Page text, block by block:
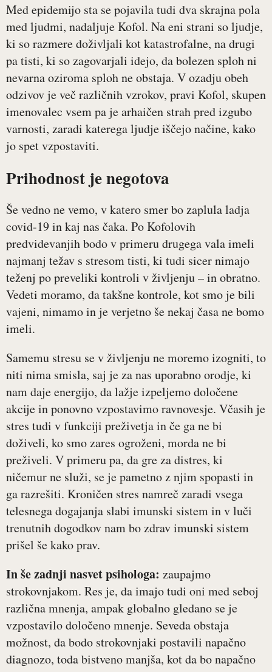
Med epidemijo sta se pojavila tudi dva skrajna pola
med ljudmi, nadaljuje Kofol. Na eni strani so ljudje,
ki so razmere doživljali kot katastrofalne, na drugi
pa tisti, ki so zagovarjali idejo, da bolezen sploh ni
nevarna oziroma sploh ne obstaja. V ozadju obeh
odzivov je več različnih vzrokov, pravi Kofol, skupen
imenovalec vsem pa je arhaičen strah pred izgubo
varnosti, zaradi katerega ljudje iščejo načine, kako
jo spet vzpostaviti.
Prihodnost je negotova
Še vedno ne vemo, v katero smer bo zaplula ladja
covid-19 in kaj nas čaka. Po Kofolovih
predvidevanjih bodo v primeru drugega vala imeli
najmanj težav s stresom tisti, ki tudi sicer nimajo
teženj po preveliki kontroli v življenju – in obratno.
Vedeti moramo, da takšne kontrole, kot smo je bili
vajeni, nimamo in je verjetno še nekaj časa ne bomo
imeli.
Samemu stresu se v življenju ne moremo izogniti, to
niti nima smisla, saj je za nas uporabno orodje, ki
nam daje energijo, da lažje izpeljemo določene
akcije in ponovno vzpostavimo ravnovesje. Včasih je
stres tudi v funkciji preživetja in če ga ne bi
doživeli, ko smo zares ogroženi, morda ne bi
preživeli. V primeru pa, da gre za distres, ki
ničemur ne služi, se je pametno z njim spopasti in
ga razrešiti. Kroničen stres namreč zaradi vsega
telesnega dogajanja slabi imunski sistem in v luči
trenutnih dogodkov nam bo zdrav imunski sistem
prišel še kako prav.
In še zadnji nasvet psihologa: zaupajmo
strokovnjakom. Res je, da imajo tudi oni med seboj
različna mnenja, ampak globalno gledano se je
vzpostavilo določeno mnenje. Seveda obstaja
možnost, da bodo strokovnjaki postavili napačno
diagnozo, toda bistveno manjša, kot da bo napačno